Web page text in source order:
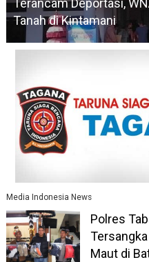
Terancam Deportasi,
Tanah di Kintamani
Media Indonesia News
Polres
Maut di